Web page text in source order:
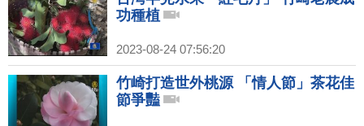
功種植
2023-08-24 07:56:20
竹崎打造世外桃源 「情人節」茶花佳
節爭豔